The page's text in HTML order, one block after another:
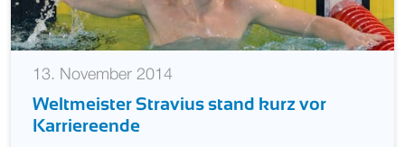
13. November 2014
Weltmeister Stravius stand kurz vor
Karriereende